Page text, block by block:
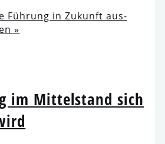
Führung in Zukunft aus­
»
im Mittelstand sich